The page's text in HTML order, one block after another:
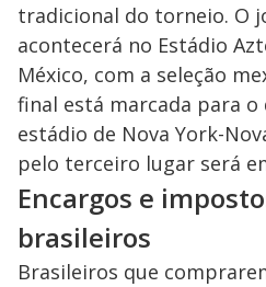
tradicional do torneio. O
acontecerá no Estádio
México, com a seleção
final está marcada para o
estádio de Nova York-
pelo terceiro lugar será
Encargos e
brasileiros
Brasileiros que